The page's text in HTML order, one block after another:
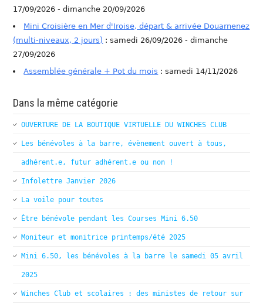
17/09/2026 - dimanche 20/09/2026
Mini Croisière en Mer d'Iroise, départ & arrivée Douarnenez
(multi-niveaux, 2 jours) : samedi 26/09/2026 - dimanche
27/09/2026
Assemblée générale + Pot du mois : samedi 14/11/2026
Dans la même catégorie
OUVERTURE DE LA BOUTIQUE VIRTUELLE DU WINCHES CLUB
Les bénévoles à la barre, évènement ouvert à tous,
adhérent.e, futur adhérent.e ou non !
Infolettre Janvier 2026
La voile pour toutes
Être bénévole pendant les Courses Mini 6.50
Moniteur et monitrice printemps/été 2025
Mini 6.50, les bénévoles à la barre le samedi 05 avril
2025
Winches Club et scolaires : des ministes de retour sur